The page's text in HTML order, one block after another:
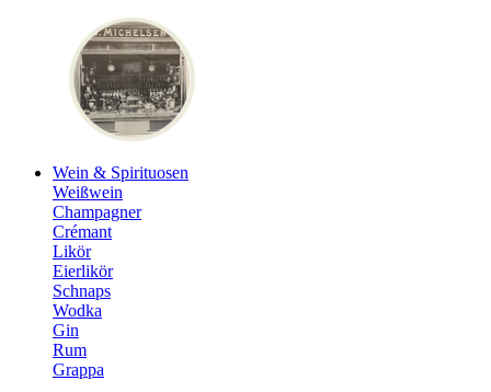
Wein & Spirituosen
Weißwein
Champagner
Crémant
Likör
Eierlikör
Schnaps
Wodka
Gin
Rum
Grappa